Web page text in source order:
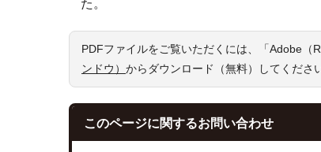
た。
PDFファイルをご覧いただくには、「Adobe（
ンドウ） からダウンロード（無料）してください
このページに関するお問い合わせ